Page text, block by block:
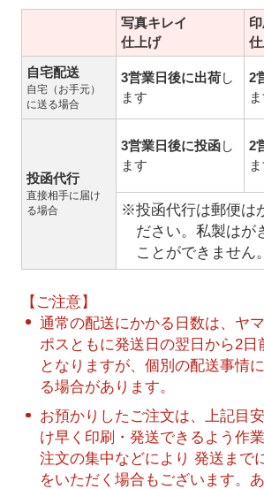
写真キレイ
仕上げ
自宅配送
自宅（お手元）
に送る場合
3営業日後に出荷し
ます
2
投函代行
直接相手に届け
る場合
3営業日後に投函し
ます
2
※投函代行は郵便は
ださい。私製はが
ことができません。
【ご注意】
通常の配送にかかる日数は、ヤ
ポスともに発送日の翌日から2日
となりますが、個別の配送事情
る場合があります。
お預かりしたご注文は、上記目
け早く印刷・発送できるよう作
注文の集中などにより 発送まで
をいただく場合もございます。